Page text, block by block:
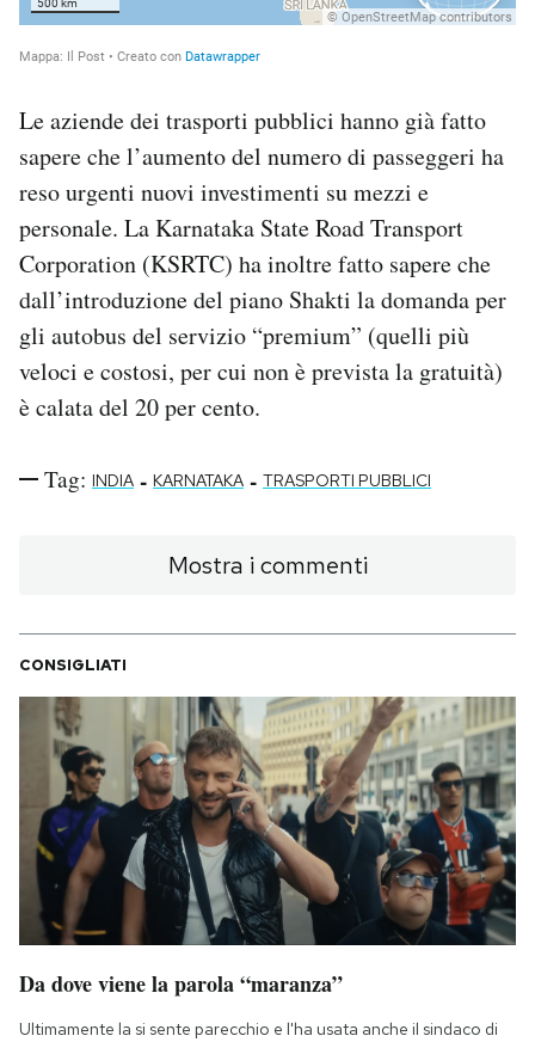
Le aziende dei trasporti pubblici hanno già fatto
sapere che l’aumento del numero di passeggeri ha
reso urgenti nuovi investimenti su mezzi e
personale. La Karnataka State Road Transport
Corporation (KSRTC) ha inoltre fatto sapere che
dall’introduzione del piano Shakti la domanda per
gli autobus del servizio “premium” (quelli più
veloci e costosi, per cui non è prevista la gratuità)
è calata del 20 per cento.
Tag: INDIA - KARNATAKA - TRASPORTI PUBBLICI
Mostra i commenti
CONSIGLIATI
Da dove viene la parola “maranza”
Ultimamente la si sente parecchio e l'ha usata anche il sindaco di